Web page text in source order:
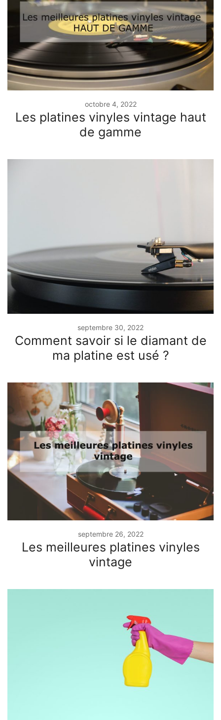
octobre 4, 2022
Les platines vinyles vintage haut
de gamme
septembre 30, 2022
Comment savoir si le diamant de
ma platine est usé ?
septembre 26, 2022
Les meilleures platines vinyles
vintage